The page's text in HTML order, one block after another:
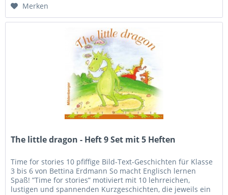
Merken
The little dragon - Heft 9 Set mit 5 Heften
Time for stories 10 pfiffige Bild-Text-Geschichten für Klasse
3 bis 6 von Bettina Erdmann So macht Englisch lernen
Spaß! ”Time for stories” motiviert mit 10 lehrreichen,
lustigen und spannenden Kurzgeschichten, die jeweils ein